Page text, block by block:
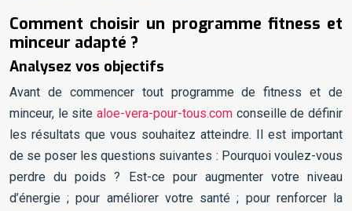
Comment choisir un programme fitness et
minceur adapté ?
Analysez vos objectifs
Avant de commencer tout programme de fitness et de
minceur, le site aloe-vera-pour-tous.com conseille de définir
les résultats que vous souhaitez atteindre. Il est important
de se poser les questions suivantes : Pourquoi voulez-vous
perdre du poids ? Est-ce pour augmenter votre niveau
d’énergie ; pour améliorer votre santé ; pour renforcer la